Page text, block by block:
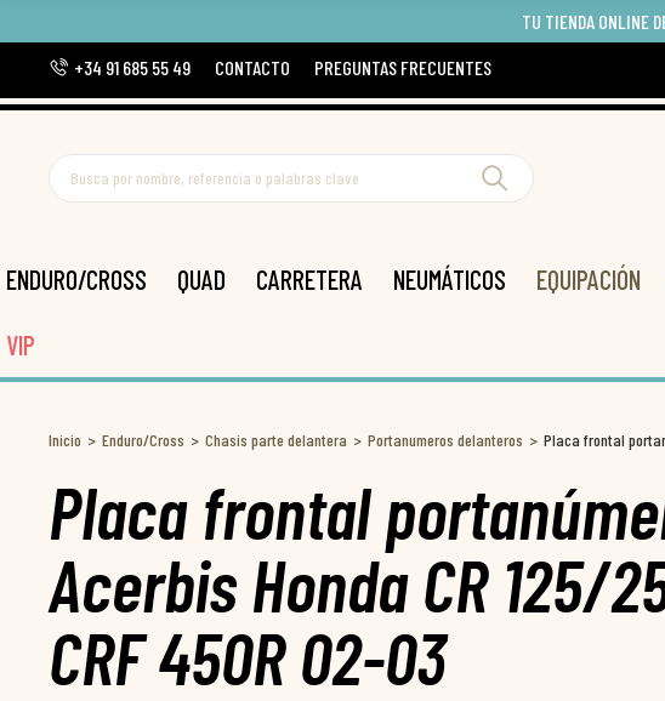
TU TIENDA ONLINE
+34 91 685 55 49
CONTACTO PREGUNTAS FRECUENTES
ENDURO/CROSS QUAD CARRETERA NEUMÁTICOS EQUIPACIÓN
VIP
Inicio Enduro/Cross Chasis parte delantera Portanumeros delanteros Placa frontal
Placa frontal
Acerbis Honda CR 125/
CRF 450R 02-03